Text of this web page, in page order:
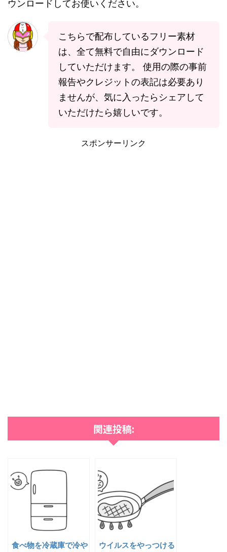
ウンロードしてお使いください。
こちらで配布しているフリー素材
は、全て無料で自由にダウンロード
していただけます。 使用の際の事前
報告やクレジットの表記は必要あり
ませんが、気に入ったらシェアして
いただけたら嬉しいです。
スポンサーリンク
関連投稿:
食べ物を冷蔵庫で冷や
ウイルスをやっつける